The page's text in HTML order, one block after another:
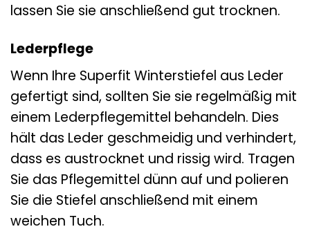
lassen Sie sie anschließend gut trocknen.
Lederpflege
Wenn Ihre Superfit Winterstiefel aus Leder
gefertigt sind, sollten Sie sie regelmäßig mit
einem Lederpflegemittel behandeln. Dies
hält das Leder geschmeidig und verhindert,
dass es austrocknet und rissig wird. Tragen
Sie das Pflegemittel dünn auf und polieren
Sie die Stiefel anschließend mit einem
weichen Tuch.